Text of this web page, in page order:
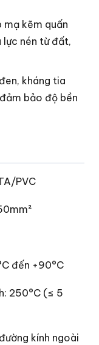
mạ kẽm quấn
lực nén từ đất,
kháng tia
bảo độ bền
PVC
đến +90°C
250°C (≤ 5
kính ngoài